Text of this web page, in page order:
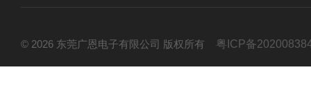
© 2026 东莞广恩电子有限公司 版权所有 粤ICP备